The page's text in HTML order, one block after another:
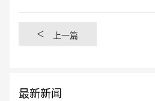
< 上一篇
最新新闻